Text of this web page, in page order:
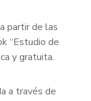
partir de las
“Estudio de
y gratuita.
a través de